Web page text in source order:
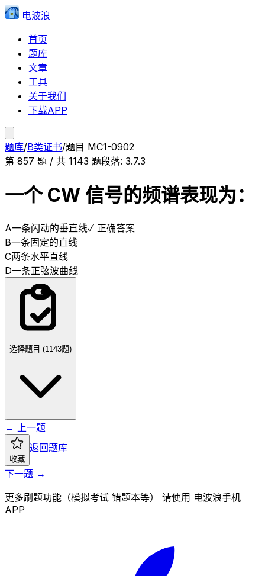
电波浪
首页
题库
文章
工具
关于我们
下载APP
题库/B类证书/题目 MC1-0902
第 857 题 / 共 1143 题段落: 3.7.3
一个 CW 信号的频谱表现为：
A一条闪动的垂直线✓ 正确答案
B一条固定的直线
C两条水平直线
D一条正弦波曲线
选择题目 (1143题)
← 上一题
收藏
返回题库
下一题 →
更多刷题功能（模拟考试 错题本等） 请使用 电波浪手机
APP